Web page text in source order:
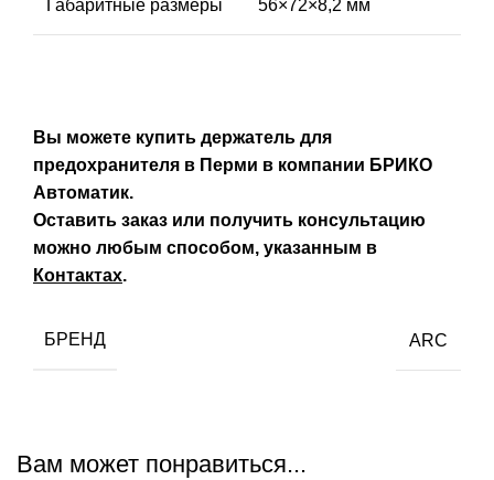
Габаритные размеры 56×72×8,2 мм
Вы можете купить держатель для
предохранителя в Перми в компании БРИКО
Автоматик.
Оставить заказ или получить консультацию
можно любым способом, указанным в
Контактах.
БРЕНД ARC
Вам может понравиться...